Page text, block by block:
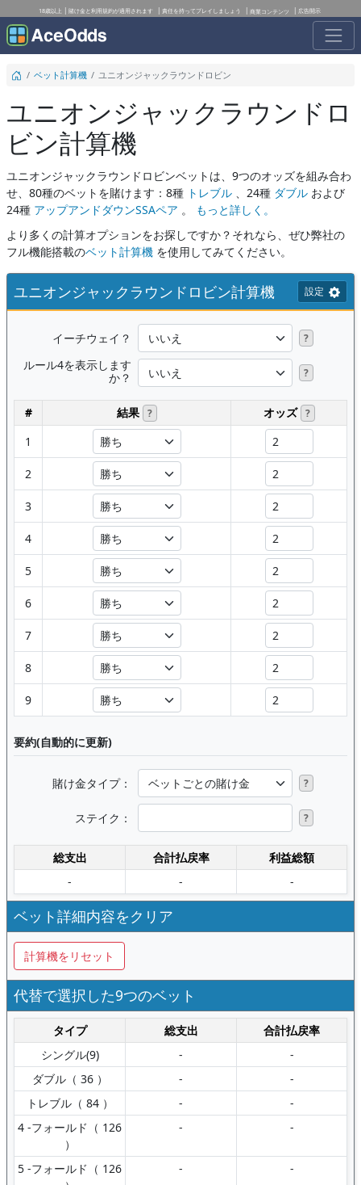
18歳以上 賭け金と利用規約が適用されます 責任を持ってプレイしましょう 商業コンテンツ 広告開示
ベット計算機 ユニオンジャックラウンドロビン
ユニオンジャックラウンドロ
ビン計算機
ユニオンジャックラウンドロビンベットは、9つのオッズを組み合わ
せ、80種のベットを賭けます：8種 トレブル 、24種 ダブル および
24種 アップアンドダウンSSAペア 。
もっと詳しく。
より多くの計算オプションをお探しですか？それなら、ぜひ弊社の
フル機能搭載のベット計算機 を使用してみてください。
ユニオンジャックラウンドロビン計算機 設定
イーチウェイ？ ?
ルール4を表示します
か？
?
# 結果 ? オッズ ?
1
2
3
4
5
6
7
8
9
要約(自動的に更新)
賭け金タイプ： ?
ステイク： ?
総支出 合計払戻率
利益総額
-
- -
ベット詳細内容をクリア
計算機をリセット
代替で選択した9つのベット
タイプ 総支出
合計払戻率
シングル(9)
-
-
ダブル（ 36 ）
-
-
トレブル（ 84 ）
-
-
4 -フォールド（ 126
）
- -
5 -フォールド（ 126
- -